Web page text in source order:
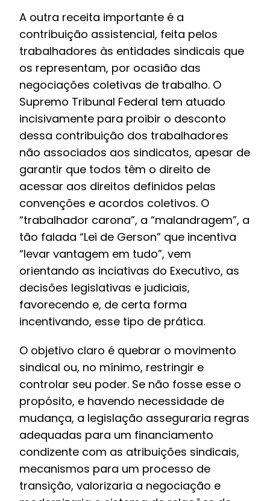
A outra receita importante é a
contribuição assistencial, feita pelos
trabalhadores às entidades sindicais que
os representam, por ocasião das
negociações coletivas de trabalho. O
Supremo Tribunal Federal tem atuado
incisivamente para proibir o desconto
dessa contribuição dos trabalhadores
não associados aos sindicatos, apesar de
garantir que todos têm o direito de
acessar aos direitos definidos pelas
convenções e acordos coletivos. O
“trabalhador carona”, a “malandragem”, a
tão falada “Lei de Gerson” que incentiva
“levar vantagem em tudo”, vem
orientando as inciativas do Executivo, as
decisões legislativas e judiciais,
favorecendo e, de certa forma
incentivando, esse tipo de prática.
O objetivo claro é quebrar o movimento
sindical ou, no mínimo, restringir e
controlar seu poder. Se não fosse esse o
propósito, e havendo necessidade de
mudança, a legislação asseguraria regras
adequadas para um financiamento
condizente com as atribuições sindicais,
mecanismos para um processo de
transição, valorizaria a negociação e